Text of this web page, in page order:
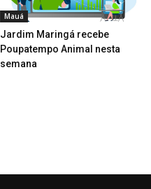
Mauá
Jardim Maringá recebe
Poupatempo Animal nesta
semana